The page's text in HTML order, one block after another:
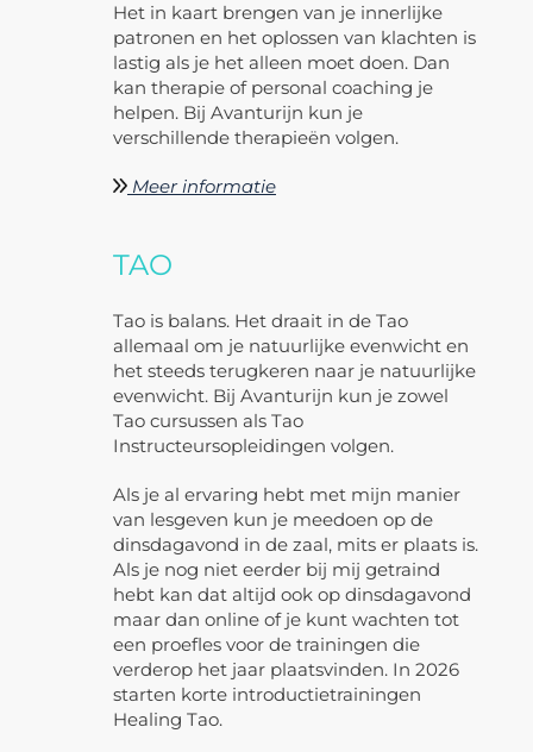
Het in kaart brengen van je innerlijke
patronen en het oplossen van klachten is
lastig als je het alleen moet doen. Dan
kan therapie of personal coaching je
helpen. Bij Avanturijn kun je
verschillende therapieën volgen.
Meer informatie
TAO
Tao is balans. Het draait in de Tao
allemaal om je natuurlijke evenwicht en
het steeds terugkeren naar je natuurlijke
evenwicht. Bij Avanturijn kun je zowel
Tao cursussen als Tao
Instructeursopleidingen volgen.
Als je al ervaring hebt met mijn manier
van lesgeven kun je meedoen op de
dinsdagavond in de zaal, mits er plaats is.
Als je nog niet eerder bij mij getraind
hebt kan dat altijd ook op dinsdagavond
maar dan online of je kunt wachten tot
een proefles voor de trainingen die
verderop het jaar plaatsvinden. In 2026
starten korte introductietrainingen
Healing Tao.